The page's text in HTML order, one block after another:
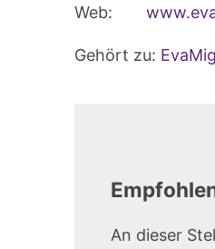
Web:
Gehört zu:
An dieser